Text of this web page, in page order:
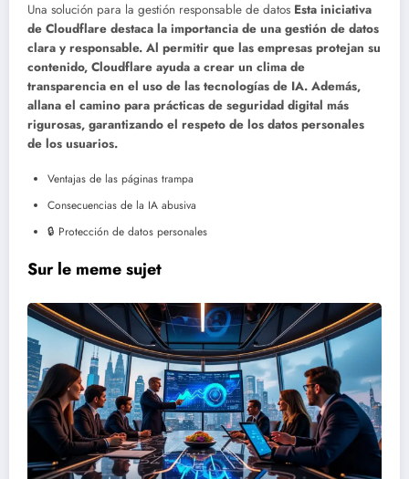
Una solución para la gestión responsable de datos Esta iniciativa
de Cloudflare destaca la importancia de una gestión de datos
clara y responsable. Al permitir que las empresas protejan su
contenido, Cloudflare ayuda a crear un clima de
transparencia en el uso de las tecnologías de IA. Además,
allana el camino para prácticas de seguridad digital más
rigurosas, garantizando el respeto de los datos personales
de los usuarios.
Ventajas de las páginas trampa
Consecuencias de la IA abusiva
🔒 Protección de datos personales
Sur le meme sujet